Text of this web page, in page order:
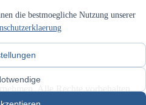
Alle Rechte vorbehalten.
die bestmoegliche Nutzung unserer